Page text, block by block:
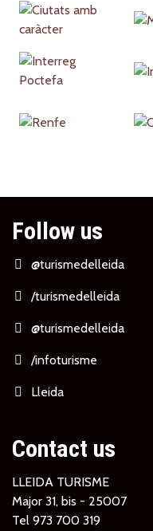
Partners
Follow us
@turismedelleida
/turismedelleida
@turismedelleida
/infoturisme
Lleida
Contact us
LLEIDA TURISME
Major 31, bis - 25007
Tel 973 700 319